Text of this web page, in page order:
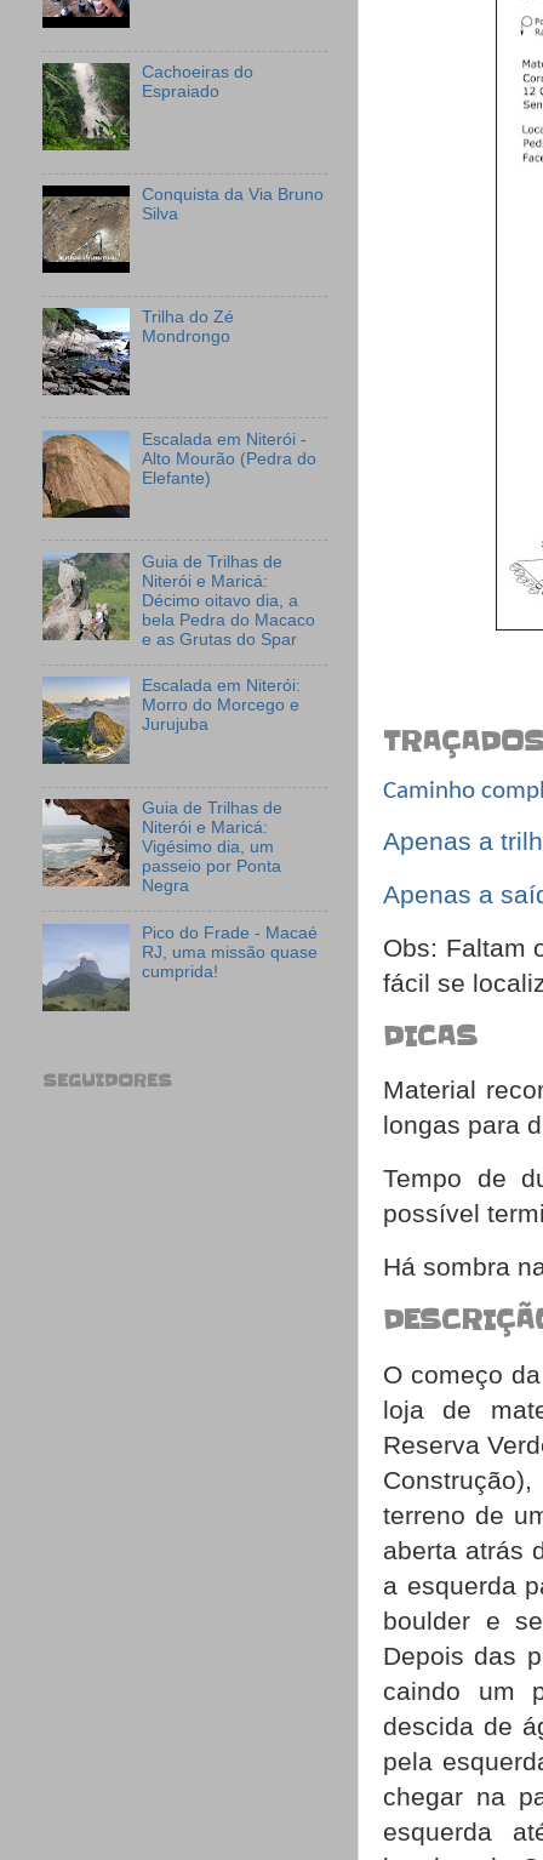
Caminho
Apenas a
Apenas a
Obs: Faltam
fácil se
DICAS
Material
longas para
Tempo de
possível
Há sombra
O começo
loja de
Reserva
terreno de
aberta atrás
a esquerda
boulder e
Depois das
caindo um
descida de
pela
chegar na
esquerda
Cachoeiras do
Espraiado
Conquista da Via Bruno
Silva
Trilha do Zé
Mondrongo
Escalada em Niterói -
Alto Mourão (Pedra do
Elefante)
Guia de Trilhas de
Niterói e Maricá:
Décimo oitavo dia, a
bela Pedra do Macaco
e as Grutas do Spar
Escalada em Niterói:
Morro do Morcego e
Jurujuba
Guia de Trilhas de
Niterói e Maricá:
Vigésimo dia, um
passeio por Ponta
Negra
Pico do Frade - Macaé
RJ, uma missão quase
cumprida!
SEGUIDORES